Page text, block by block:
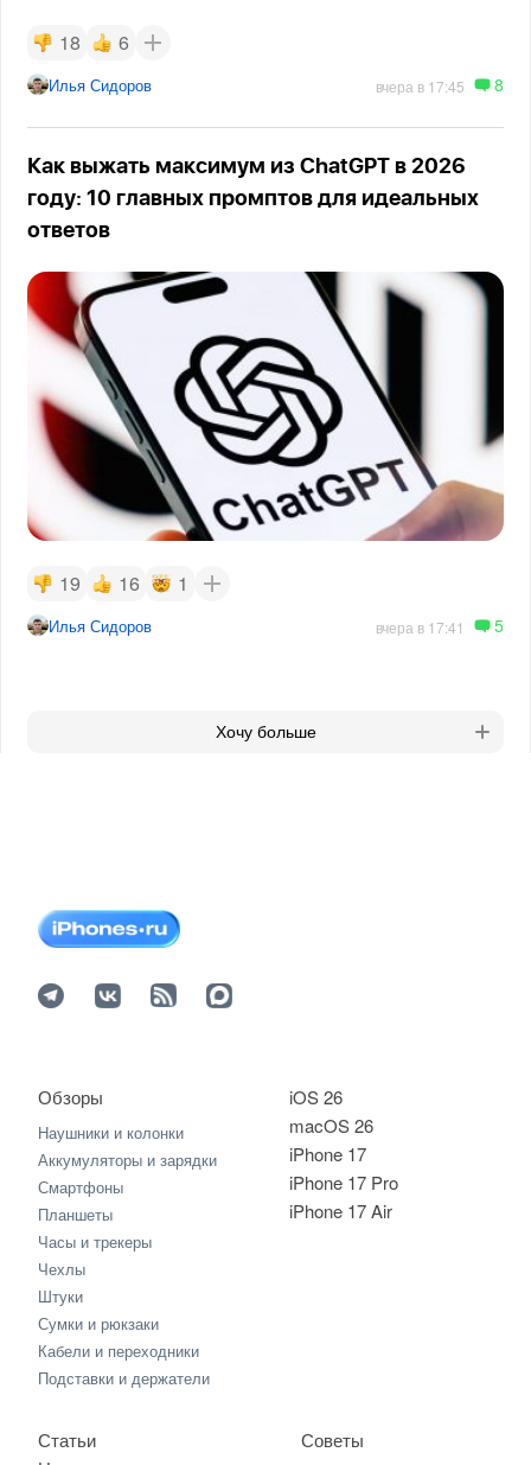
18 6
Илья Сидоров вчера в 17:45 8
Как выжать максимум из ChatGPT в 2026
году: 10 главных промптов для идеальных
ответов
19 16 1
Илья Сидоров вчера в 17:41 5
Хочу больше
iOS 26
macOS 26
iPhone 17
iPhone 17 Pro
iPhone 17 Air
Обзоры
Наушники и колонки
Аккумуляторы и зарядки
Смартфоны
Планшеты
Часы и трекеры
Чехлы
Штуки
Сумки и рюкзаки
Кабели и переходники
Подставки и держатели
Статьи
Советы